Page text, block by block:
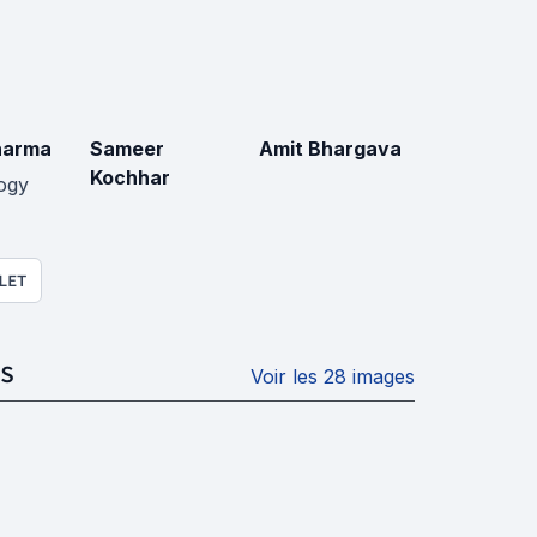
Sameer
Kochhar
Amit Bhargava
Voir les 28 images